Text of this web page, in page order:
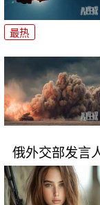
最热
俄外交部发言